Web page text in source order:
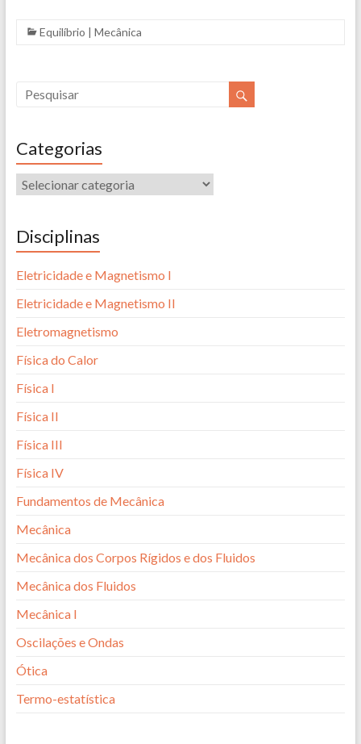
Equilíbrio | Mecânica
Categorias
Disciplinas
Eletricidade e Magnetismo I
Eletricidade e Magnetismo II
Eletromagnetismo
Física do Calor
Física I
Física II
Física III
Física IV
Fundamentos de Mecânica
Mecânica
Mecânica dos Corpos Rígidos e dos Fluidos
Mecânica dos Fluidos
Mecânica I
Oscilações e Ondas
Ótica
Termo-estatística